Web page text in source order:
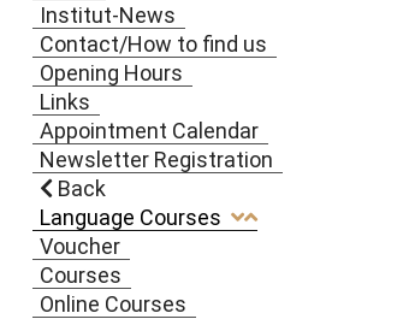
Institut-News
Contact/How to find us
Opening Hours
Links
Appointment Calendar
Newsletter Registration
Back
Language Courses
Voucher
Courses
Online Courses